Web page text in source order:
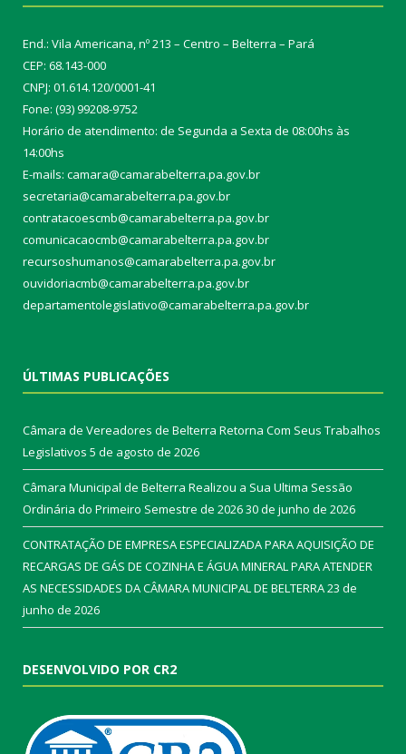
End.: Vila Americana, nº 213 – Centro – Belterra – Pará
CEP: 68.143-000
CNPJ: 01.614.120/0001-41
Fone: (93) 99208-9752
Horário de atendimento: de Segunda a Sexta de 08:00hs às
14:00hs
E-mails: camara@camarabelterra.pa.gov.br
secretaria@camarabelterra.pa.gov.br
contratacoescmb@camarabelterra.pa.gov.br
comunicacaocmb@camarabelterra.pa.gov.br
recursoshumanos@camarabelterra.pa.gov.br
ouvidoriacmb@camarabelterra.pa.gov.br
departamentolegislativo@camarabelterra.pa.gov.br
ÚLTIMAS PUBLICAÇÕES
Câmara de Vereadores de Belterra Retorna Com Seus Trabalhos
Legislativos 5 de agosto de 2026
Câmara Municipal de Belterra Realizou a Sua Ultima Sessão
Ordinária do Primeiro Semestre de 202630 de junho de 2026
CONTRATAÇÃO DE EMPRESA ESPECIALIZADA PARA AQUISIÇÃO DE
RECARGAS DE GÁS DE COZINHA E ÁGUA MINERAL PARA ATENDER
AS NECESSIDADES DA CÂMARA MUNICIPAL DE BELTERRA23 de
junho de 2026
DESENVOLVIDO POR CR2